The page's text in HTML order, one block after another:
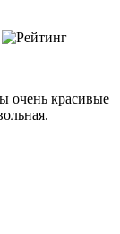
очень красивые